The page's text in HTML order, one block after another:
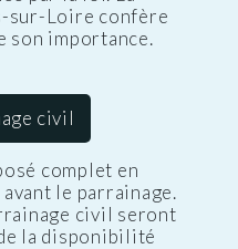
sur-Loire confère
son importance.
civil
complet en
le parrainage.
civil seront
la disponibilité